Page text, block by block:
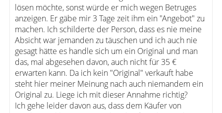
lösen möchte, sonst würde er mich wegen Betruges
anzeigen. Er gäbe mir 3 Tage zeit ihm ein "Angebot" zu
machen. Ich schilderte der Person, dass es nie meine
Absicht war jemanden zu täuschen und ich auch nie
gesagt hätte es handle sich um ein Original und man
das, mal abgesehen davon, auch nicht für 35 €
erwarten kann. Da ich kein "Original" verkauft habe
steht hier meiner Meinung nach auch niemandem ein
Original zu. Liege ich mit dieser Annahme richtig?
Ich gehe leider davon aus, dass dem Käufer von